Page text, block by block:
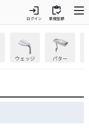
login
ログイン
inventory
新規登録
ウェッジ パター